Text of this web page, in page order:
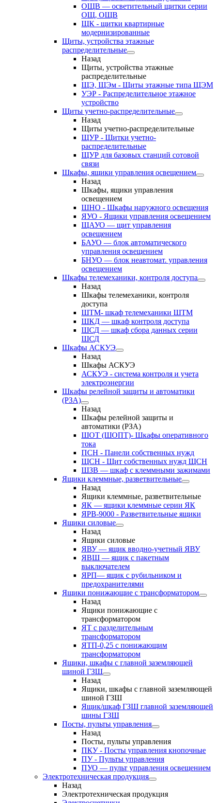
ОЩВ — осветительный щитки серии
ОЩ, ОЩВ
ЩК - щитки квартирные
модернизированные
Щиты, устройства этажные
распределительные
Назад
Щиты, устройства этажные
распределительные
ЩЭ, ЩЭм - Щиты этажные типа ЩЭМ
УЭР - Распределительное этажное
устройство
Щиты учетно-распределительные
Назад
Щиты учетно-распределительные
ЩУР - Щитки учетно-
распределительные
ЩУР для базовых станций сотовой
связи
Шкафы, ящики управления освещением
Назад
Шкафы, ящики управления
освещением
ШНО - Шкафы наружного освещения
ЯУО - Ящики управления освещением
ЩАУО — щит управления
освещением
БАУО — блок автоматического
управления освещением
БНУО — блок неавтомат. управления
освещением
Шкафы телемеханики, контроля доступа
Назад
Шкафы телемеханики, контроля
доступа
ШТМ- шкаф телемеханики ШТМ
ШКД — шкаф контроля доступа
ШСД — шкаф сбора данных серии
ШСД
Шкафы АСКУЭ
Назад
Шкафы АСКУЭ
АСКУЭ - система контроля и учета
электроэнергии
Шкафы релейной защиты и автоматики
(РЗА)
Назад
Шкафы релейной защиты и
автоматики (РЗА)
ШОТ (ШОПТ)- Шкафы оперативного
тока
ПСН - Панели собственных нужд
ЩСН - Щит собственных нужд ЩСН
ШЗВ — шкаф с клеммными зажимами
Ящики клеммные, разветвительные
Назад
Ящики клеммные, разветвительные
ЯК — ящики клеммные серии ЯК
ЯРВ-9000 - Разветвительные ящики
Ящики силовые
Назад
Ящики силовые
ЯВУ — ящик вводно-учетный ЯВУ
ЯВШ — ящик с пакетным
выключателем
ЯРП— ящик с рубильником и
предохранителями
Ящики понижающие с трансформатором
Назад
Ящики понижающие с
трансформатором
ЯТ с разделительным
трансформатором
ЯТП-0,25 с понижающим
трансформатором
Ящики, шкафы с главной заземляющей
шиной ГЗШ
Назад
Ящики, шкафы с главной заземляющей
шиной ГЗШ
Ящик/шкаф ГЗШ главной заземляющей
шины ГЗШ
Посты, пульты управления
Назад
Посты, пульты управления
ПКУ - Посты управления кнопочные
ПУ - Пульты управления
ПУО — пульт управления освещением
Электротехническая продукция
Назад
Электротехническая продукция